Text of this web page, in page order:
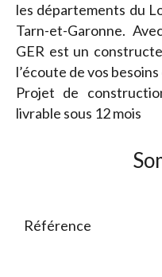
les départements du
Tarn-et-Garonne.
GER est un
l’écoute de vos
Projet de
livrable sous 12 mois
Référence